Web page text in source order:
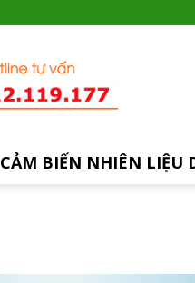
CẢM BIẾN NHIÊN LIỆU